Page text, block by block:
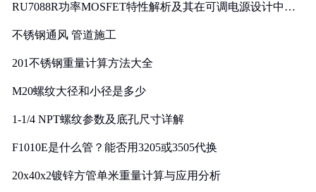
RU7088R功率MOSFET特性解析及其在可调电源设计中的
不锈钢通风 管道施工
201不锈钢重量计算方法大全
M20螺纹大径和小径是多少
1-1/4 NPT螺纹参数及底孔尺寸详解
F1010E是什么管？能否用3205或3505代换
20x40x2镀锌方管单米重量计算与应用分析